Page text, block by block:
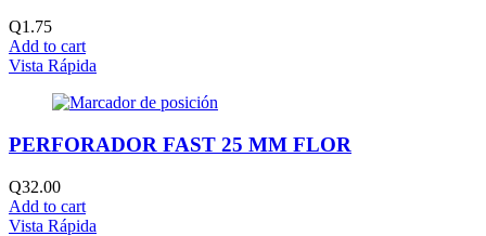
Q1.75
Add to cart
Vista Rápida
PERFORADOR FAST 25 MM FLOR
Q32.00
Add to cart
Vista Rápida